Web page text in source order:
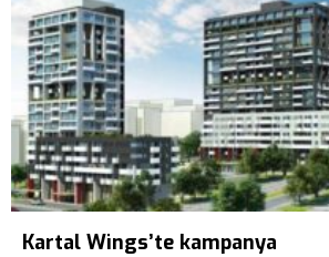
Kartal Wings’te kampanya